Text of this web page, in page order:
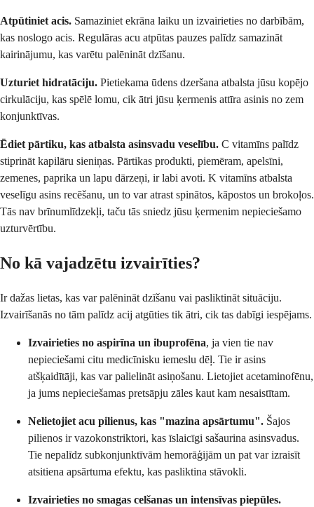
Atpūtiniet acis. Samaziniet ekrāna laiku un izvairieties no darbībām,
kas noslogo acis. Regulāras acu atpūtas pauzes palīdz samazināt
kairinājumu, kas varētu palēnināt dzīšanu.
Uzturiet hidratāciju. Pietiekama ūdens dzeršana atbalsta jūsu kopējo
cirkulāciju, kas spēlē lomu, cik ātri jūsu ķermenis attīra asinis no zem
konjunktīvas.
Ēdiet pārtiku, kas atbalsta asinsvadu veselību. C vitamīns palīdz
stiprināt kapilāru sieniņas. Pārtikas produkti, piemēram, apelsīni,
zemenes, paprika un lapu dārzeņi, ir labi avoti. K vitamīns atbalsta
veselīgu asins recēšanu, un to var atrast spinātos, kāpostos un brokoļos.
Tās nav brīnumlīdzekļi, taču tās sniedz jūsu ķermenim nepieciešamo
uzturvērtību.
No kā vajadzētu izvairīties?
Ir dažas lietas, kas var palēnināt dzīšanu vai pasliktināt situāciju.
Izvairīšanās no tām palīdz acij atgūties tik ātri, cik tas dabīgi iespējams.
Izvairieties no aspirīna un ibuprofēna, ja vien tie nav
nepieciešami citu medicīnisku iemeslu dēļ. Tie ir asins
atšķaidītāji, kas var palielināt asiņošanu. Lietojiet acetaminofēnu,
ja jums nepieciešamas pretsāpju zāles kaut kam nesaistītam.
Nelietojiet acu pilienus, kas "mazina apsārtumu". Šajos
pilienos ir vazokonstriktori, kas īslaicīgi sašaurina asinsvadus.
Tie nepalīdz subkonjunktīvām hemorāģijām un pat var izraisīt
atsitiena apsārtuma efektu, kas pasliktina stāvokli.
Izvairieties no smagas celšanas un intensīvas piepūles.